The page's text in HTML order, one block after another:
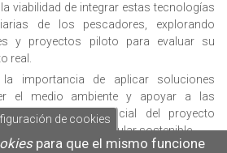
viabilidad de integrar estas tecnologías
de los pescadores, explorando
y proyectos piloto para evaluar su
real.
importancia de aplicar soluciones
el medio ambiente y apoyar a las
el potencial del proyecto
una economía circular sostenible.
de cookies
para que el mismo funcione